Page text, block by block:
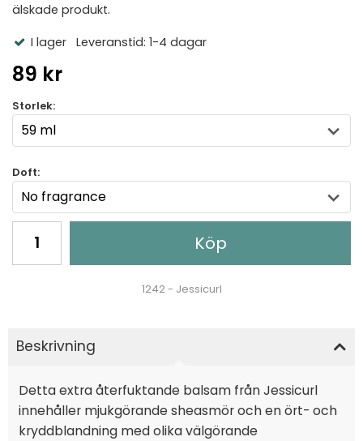
älskade produkt.
I lager Leveranstid: 1-4 dagar
89 kr
Storlek:
Doft:
Köp
1242 - Jessicurl
Beskrivning
Detta extra återfuktande balsam från Jessicurl
innehåller mjukgörande sheasmör och en ört- och
kryddblandning med olika välgörande